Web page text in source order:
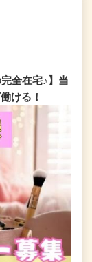
全在宅♪】当
ける！